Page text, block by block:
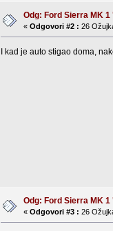
Odg: Ford Sierra MK 1
« Odgovori #2 : 26
I kad je auto stigao doma,
Odg: Ford Sierra MK 1
« Odgovori #3 : 26